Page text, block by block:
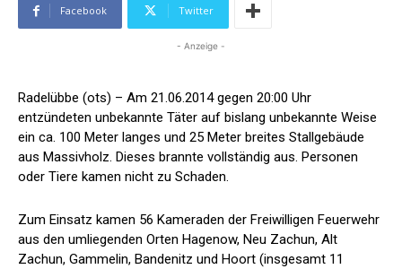
Facebook Twitter
- Anzeige -
Radelübbe (ots) – Am 21.06.2014 gegen 20:00 Uhr
entzündeten unbekannte Täter auf bislang unbekannte Weise
ein ca. 100 Meter langes und 25 Meter breites Stallgebäude
aus Massivholz. Dieses brannte vollständig aus. Personen
oder Tiere kamen nicht zu Schaden.
Zum Einsatz kamen 56 Kameraden der Freiwilligen Feuerwehr
aus den umliegenden Orten Hagenow, Neu Zachun, Alt
Zachun, Gammelin, Bandenitz und Hoort (insgesamt 11